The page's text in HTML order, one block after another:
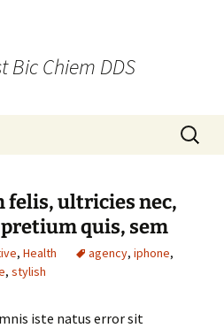
Bic Chiem DDS
Search
for:
felis, ultricies nec,
quis, sem
, Health agency, iphone,
, stylish
iste natus error sit